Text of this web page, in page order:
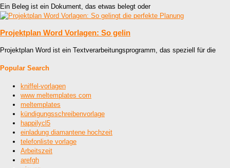
Ein Beleg ist ein Dokument, das etwas belegt oder
Projektplan Word Vorlagen: So gelin
Projektplan Word ist ein Textverarbeitungsprogramm, das speziell für die
Popular Search
kniffel-vorlagen
www meltemplates com
meltemplates
kündigungsschreibenvorlage
happilycl5
einladung diamantene hochzeit
telefonliste vorlage
Arbeitszeit
arefgh